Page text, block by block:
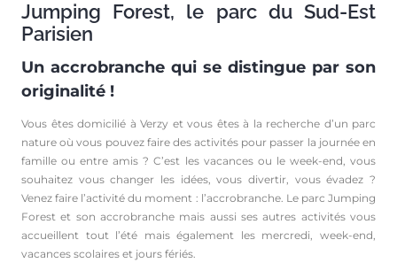
Jumping Forest, le parc du Sud-Est
Parisien
Un accrobranche qui se distingue par son
originalité !
Vous êtes domicilié à Verzy et vous êtes à la recherche d’un parc
nature où vous pouvez faire des activités pour passer la journée en
famille ou entre amis ? C’est les vacances ou le week-end, vous
souhaitez vous changer les idées, vous divertir, vous évadez ?
Venez faire l’activité du moment : l’accrobranche. Le parc Jumping
Forest et son accrobranche mais aussi ses autres activités vous
accueillent tout l’été mais également les mercredi, week-end,
vacances scolaires et jours fériés.